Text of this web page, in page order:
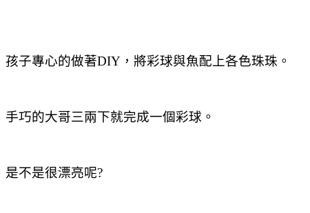
孩子專心的做著DIY，將彩球與魚配上各色珠珠。
手巧的大哥三兩下就完成一個彩球。
是不是很漂亮呢?